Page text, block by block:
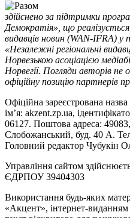
здійснено за підтримки
Демократія», що
видавців новин (WAN-IFRA) у
«Незалежні регіональні
Норвезькою асоціацією
Норвегії. Погляди авторів не
офіційну позицію партнерів
Офіційна зареєстрована
ім’я: akzent.zp.ua,
06127. Поштова адреса:
Слобожанський, буд. 40 А.
Головний редактор Чубукін
Управління сайтом
ЄДРПОУ 39404303
Використання будь-яких
«Акцент», інтернет-виданням